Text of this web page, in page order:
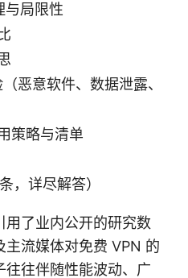
与局限性
恶意软件、数据泄露、
策略与清单
，详尽解答）
了业内公开的研究数
流媒体对免费 VPN 的
往伴随性能波动、广